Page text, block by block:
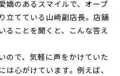
嬌のあるスマイルで、オープ
立てている山﨑副店長。店舗
ることを聞くと、こんな答え
ので、気軽に声をかけていた
心がけています。例えば、